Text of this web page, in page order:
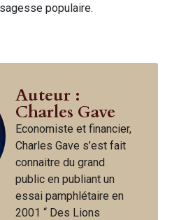
populaire.
Auteur :
Charles Gave
Economiste et financier,
Charles Gave s’est fait
connaitre du grand
public en publiant un
essai pamphlétaire en
2001 “ Des Lions